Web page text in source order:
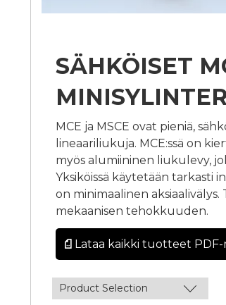
SÄHKÖISET
MCE ja MSCE ovat pieniä,
lineaariliukuja. MCE:ssä on
myös alumiininen liukulevy,
Yksiköissä käytetään tarkasti
on minimaalinen
mekaanisen tehokkuuden.
Lataa kaikki tuotteet PDF-
Product Selection